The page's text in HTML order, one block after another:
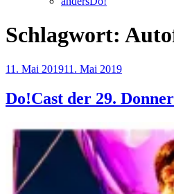
Schlagwort:
Veröffentlicht
11. Mai 201911. Mai 2019
Do!Cast der 29.